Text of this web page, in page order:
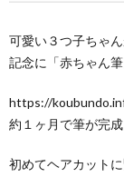
可愛い３つ子ちゃ
記念に「赤ちゃん
https://
約１ヶ月で筆が完成
初めてヘアカット